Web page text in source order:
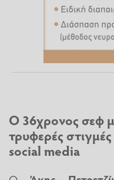
Ο 36χρονος σεφ
τρυφερές
social media